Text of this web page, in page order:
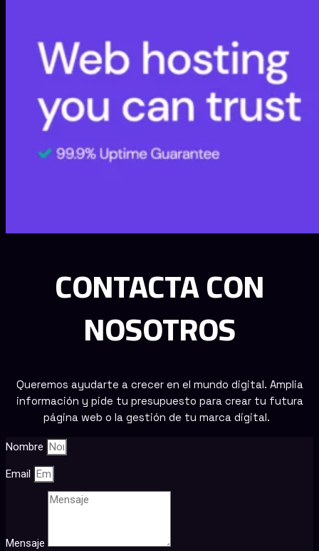
CONTACTA CON
NOSOTROS
Queremos ayudarte a crecer en el mundo digital. Amplia
información y pide tu presupuesto para crear tu futura
página web o la gestión de tu marca digital.
Nombre
Email
Mensaje